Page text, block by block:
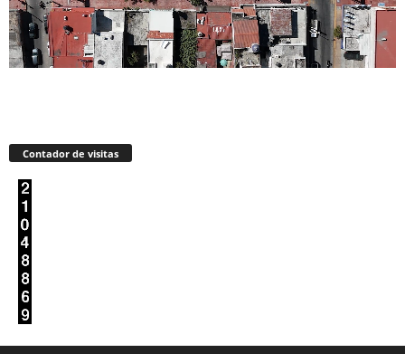
Contador de visitas